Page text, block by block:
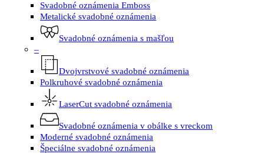
Svadobné oznámenia Emboss
Metalické svadobné oznámenia
Svadobné oznámenia s mašľou
–
Dvojvrstvové svadobné oznámenia
Polkruhové svadobné oznámenia
LaserCut svadobné oznámenia
Svadobné oznámenia v obálke s vreckom
Moderné svadobné oznámenia
Špeciálne svadobné oznámenia